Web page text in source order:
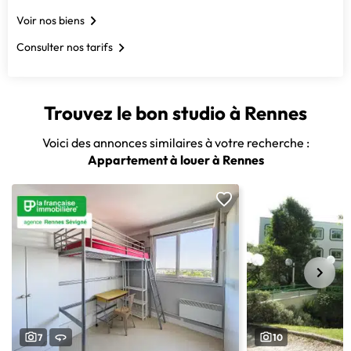
Voir nos biens
Consulter nos tarifs
Trouvez le bon studio à Rennes
Voici des annonces similaires à votre recherche :
Appartement à louer à Rennes
7 10